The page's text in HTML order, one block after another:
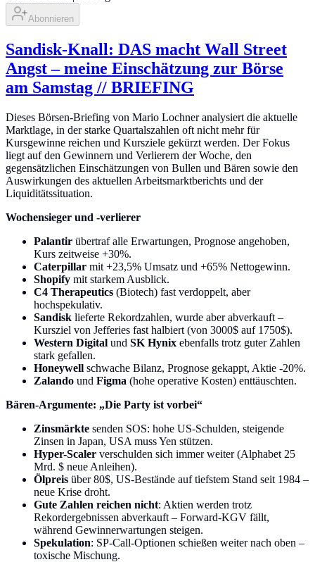
Abonnieren
Sandisk-Knall: DAS macht Wall Street
Angst – meine Einschätzung zur Börse
am Samstag // BRIEFING
Dieses Börsen-Briefing von Mario Lochner analysiert die aktuelle
Marktlage, in der starke Quartalszahlen oft nicht mehr für
Kursgewinne reichen und Kursziele gekürzt werden. Der Fokus
liegt auf den Gewinnern und Verlierern der Woche, den
gegensätzlichen Einschätzungen von Bullen und Bären sowie den
Auswirkungen des aktuellen Arbeitsmarktberichts und der
Liquiditätssituation.
Wochensieger und -verlierer
Palantir übertraf alle Erwartungen, Prognose angehoben,
Kurs zeitweise +30%.
Caterpillar mit +23,5% Umsatz und +65% Nettogewinn.
Shopify mit starkem Ausblick.
C4 Therapeutics (Biotech) fast verdoppelt, aber
hochspekulativ.
Sandisk lieferte Rekordzahlen, wurde aber abverkauft –
Kursziel von Jefferies fast halbiert (von 3000$ auf 1750$).
Western Digital und SK Hynix ebenfalls trotz guter Zahlen
stark gefallen.
Honeywell schwache Bilanz, Prognose gekappt, Aktie -20%.
Zalando und Figma (hohe operative Kosten) enttäuschten.
Bären-Argumente: „Die Party ist vorbei“
Zinsmärkte senden SOS: hohe US-Schulden, steigende
Zinsen in Japan, USA muss Yen stützen.
Hyper-Scaler verschulden sich immer weiter (Alphabet 25
Mrd. $ neue Anleihen).
Ölpreis über 80$, US-Bestände auf tiefstem Stand seit 1984 –
neue Krise droht.
Gute Zahlen reichen nicht: Aktien werden trotz
Rekordergebnissen abverkauft – Forward-KGV fällt,
während Gewinnerwartungen steigen.
Spekulation: SP-Call-Optionen schießen weiter nach oben –
toxische Mischung.